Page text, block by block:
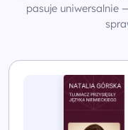
pasuje uniwersalnie